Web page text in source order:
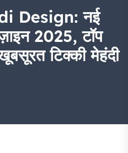
Design: नई
2025, टॉप
टिक्की मेहंदी